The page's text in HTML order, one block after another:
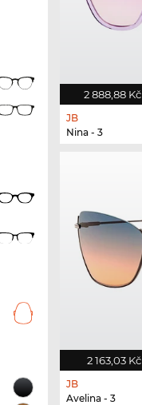
2 888,88 Kč
JB
Nina - 3
2 163,03 Kč
JB
Avelina - 3